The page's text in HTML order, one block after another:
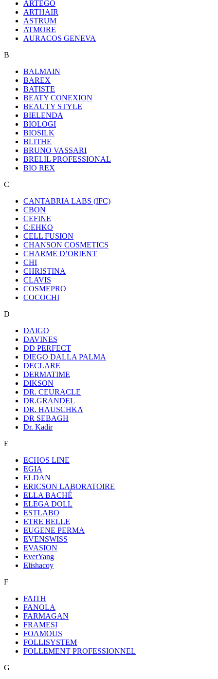
ARTEGO
ARTHAIR
ASTRUM
ATMORE
AURACOS GENEVA
B
BALMAIN
BAREX
BATISTE
BEATY CONEXION
BEAUTY STYLE
BIELENDA
BIOLOGI
BIOSILK
BLITHE
BRUNO VASSARI
BRELIL PROFESSIONAL
BIO REX
C
CANTABRIA LABS (IFC)
CBON
CEFINE
C:EHKO
CELL FUSION
CHANSON COSMETICS
CHARME D’ORIENT
CHI
CHRISTINA
CLAVIS
COSMEPRO
COCOCHI
D
DAIGO
DAVINES
DD PERFECT
DIEGO DALLA PALMA
DECLARE
DERMATIME
DIKSON
DR. CEURACLE
DR.GRANDEL
DR. HAUSCHKA
DR SEBAGH
Dr. Kadir
E
ECHOS LINE
EGIA
ELDAN
ERICSON LABORATOIRE
ELLA BACHÉ
ELEGA DOLL
ESTLABO
ETRE BELLE
EUGENE PERMA
EVENSWISS
EVASION
EverYang
Elishacoy
F
FAITH
FANOLA
FARMAGAN
FRAMESI
FOAMOUS
FOLLISYSTEM
FOLLEMENT PROFESSIONNEL
G